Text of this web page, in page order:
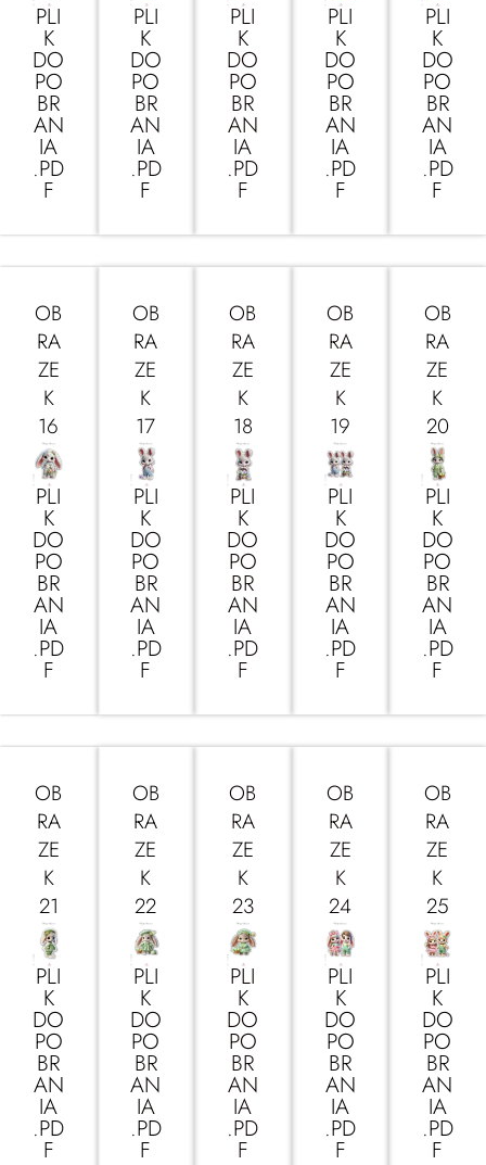
PLI
K
DO
PO
BR
AN
IA
.PD
F
PLI
K
DO
PO
BR
AN
IA
.PD
F
PLI
K
DO
PO
BR
AN
IA
.PD
F
PLI
K
DO
PO
BR
AN
IA
.PD
F
PLI
K
DO
PO
BR
AN
IA
.PD
F
OB
RA
ZE
K
16
PLI
K
DO
PO
BR
AN
IA
.PD
F
OB
RA
ZE
K
17
PLI
K
DO
PO
BR
AN
IA
.PD
F
OB
RA
ZE
K
18
PLI
K
DO
PO
BR
AN
IA
.PD
F
OB
RA
ZE
K
19
PLI
K
DO
PO
BR
AN
IA
.PD
F
OB
RA
ZE
K
20
PLI
K
DO
PO
BR
AN
IA
.PD
F
OB
RA
ZE
K
21
PLI
K
DO
PO
BR
AN
IA
.PD
F
OB
RA
ZE
K
22
PLI
K
DO
PO
BR
AN
IA
.PD
F
OB
RA
ZE
K
23
PLI
K
DO
PO
BR
AN
IA
.PD
F
OB
RA
ZE
K
24
PLI
K
DO
PO
BR
AN
IA
.PD
F
OB
RA
ZE
K
25
PLI
K
DO
PO
BR
AN
IA
.PD
F